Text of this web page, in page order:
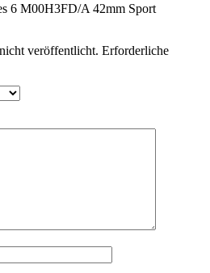
6 M00H3FD/A 42mm Sport
veröffentlicht. Erforderliche